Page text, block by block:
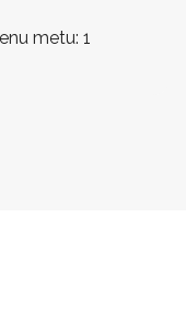
metu: 1